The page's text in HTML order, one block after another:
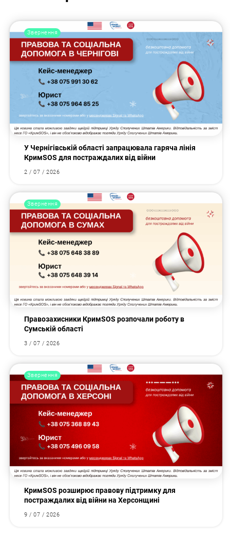
Звернення
У Чернігівській області запрацювала гаряча лінія
КримSOS для постраждалих від війни
2 / 07 / 2026
Звернення
Правозахисники КримSOS розпочали роботу в
Сумській області
3 / 07 / 2026
Звернення
КримSOS розширює правову підтримку для
постраждалих від війни на Херсонщині
9 / 07 / 2026